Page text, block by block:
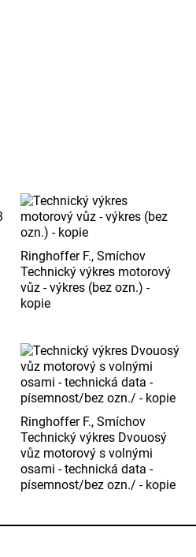
Ringhoffer F., Smíchov
Technický výkres motorový
vůz - výkres (bez ozn.) -
kopie
Ringhoffer F., Smíchov
Technický výkres Dvouosý
vůz motorový s volnými
osami - technická data -
písemnost/bez ozn./ - kopie